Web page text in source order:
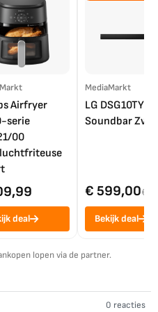
Airfryer
serie
00
deal
MediaMarkt
LG DSG10TY
Soundbar
€ 599,00€
Bekijk deal
lopen via de partner.
0 reacties